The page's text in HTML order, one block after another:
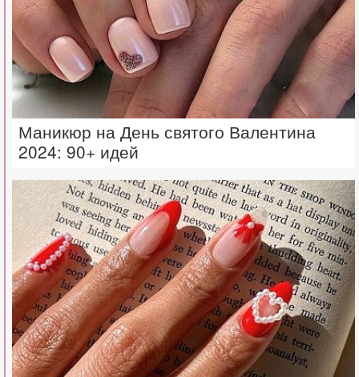
Маникюр на День святого Валентина
2024: 90+ идей